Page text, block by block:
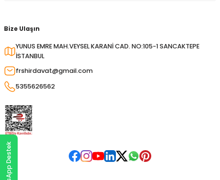
Bize Ulaşın
YUNUS EMRE MAH.VEYSEL KARANİ CAD. NO:105-1 SANCAKTEPE
İSTANBUL
frshirdavat@gmail.com
5355626562